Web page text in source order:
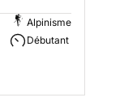
Alpinisme
Débutant